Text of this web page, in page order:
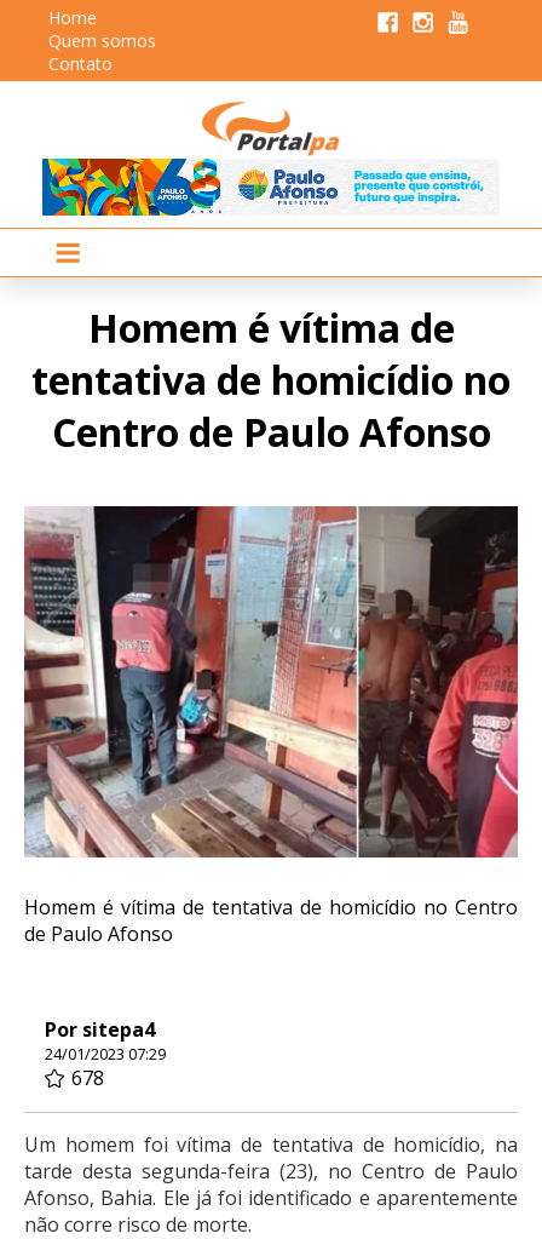
Home
Quem somos
Contato
Homem é vítima de
tentativa de homicídio no
Centro de Paulo Afonso
Homem é vítima de tentativa de homicídio no Centro
de Paulo Afonso
Por sitepa4
24/01/2023 07:29
678
Um homem foi vítima de tentativa de homicídio, na
tarde desta segunda-feira (23), no Centro de Paulo
Afonso, Bahia. Ele já foi identificado e aparentemente
não corre risco de morte.